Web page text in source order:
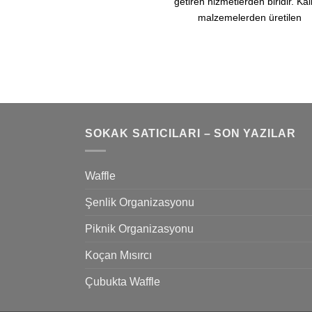
malzemelerden üretilen
SOKAK SATICILARI – SON YAZILAR
Waffle
Şenlik Organizasyonu
Piknik Organizasyonu
Koçan Mısırcı
Çubukta Waffle